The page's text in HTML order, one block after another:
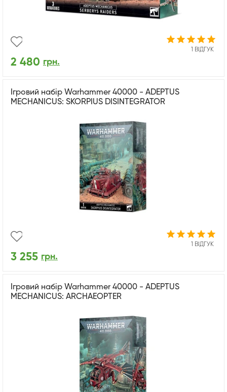
1 ВІДГУК
2 480 грн.
Ігровий набір Warhammer 40000 - ADEPTUS
MECHANICUS: SKORPIUS DISINTEGRATOR
1 ВІДГУК
3 255 грн.
Ігровий набір Warhammer 40000 - ADEPTUS
MECHANICUS: ARCHAEOPTER